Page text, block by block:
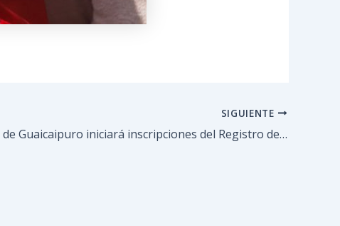
SIGUIENTE
Alcaldía de Guaicaipuro iniciará inscripciones del Registro de Proveedores a partir del 01 de febrero